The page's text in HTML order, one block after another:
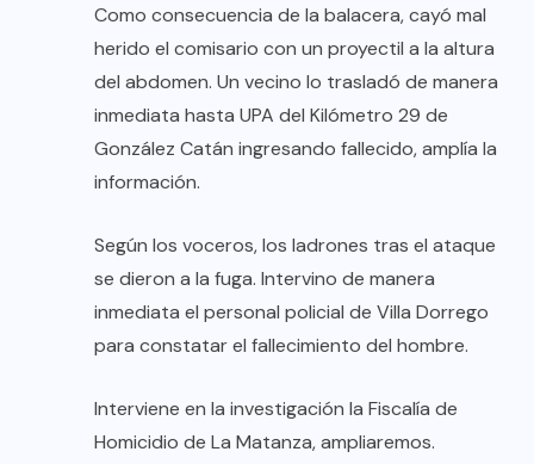
Como consecuencia de la balacera, cayó mal
herido el comisario con un proyectil a la altura
del abdomen. Un vecino lo trasladó de manera
inmediata hasta UPA del Kilómetro 29 de
González Catán ingresando fallecido, amplía la
información.
Según los voceros, los ladrones tras el ataque
se dieron a la fuga. Intervino de manera
inmediata el personal policial de Villa Dorrego
para constatar el fallecimiento del hombre.
Interviene en la investigación la Fiscalía de
Homicidio de La Matanza, ampliaremos.